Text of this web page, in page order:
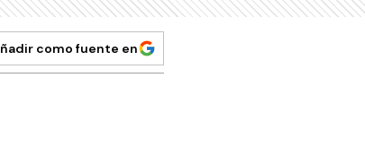
como fuente en